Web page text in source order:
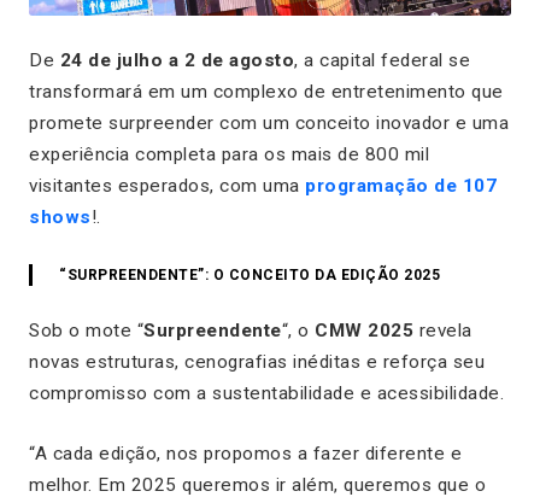
De 24 de julho a 2 de agosto, a capital federal se
transformará em um complexo de entretenimento que
promete surpreender com um conceito inovador e uma
experiência completa para os mais de 800 mil
visitantes esperados, com uma programação de 107
shows!.
“SURPREENDENTE”: O CONCEITO DA EDIÇÃO 2025
Sob o mote “Surpreendente“, o CMW 2025 revela
novas estruturas, cenografias inéditas e reforça seu
compromisso com a sustentabilidade e acessibilidade.
“A cada edição, nos propomos a fazer diferente e
melhor. Em 2025 queremos ir além, queremos que o